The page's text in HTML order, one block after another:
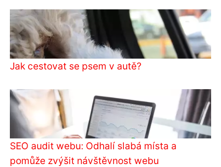
Jak cestovat se psem v autě?
SEO audit webu: Odhalí slabá místa a
pomůže zvýšit návštěvnost webu